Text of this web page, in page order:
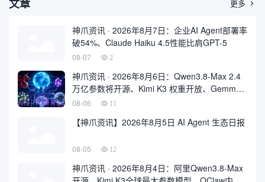
文章 更多 
神爪资讯 · 2026年8月7日：企业AI Agent部署率
破54%、Claude Haiku 4.5性能比肩GPT-5
08-07 2
神爪资讯 · 2026年8月6日：Qwen3.8-Max 2.4
万亿参数将开源、Kimi K3 权重开放、Gemma
4 登顶开源前三
08-06 11
【神爪资讯】2026年8月5日 AI Agent 生态日报
08-05 12
神爪资讯 · 2026年8月4日：阿里Qwen3.8-Max